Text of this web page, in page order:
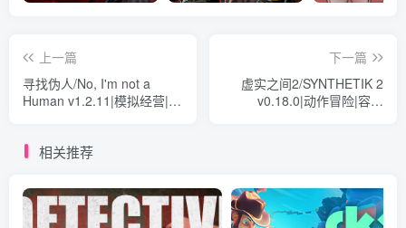
上一篇
寻找伪人/No, I'm not a
Human v1.2.11|模拟经营|容
下一篇
虚实之间2/SYNTHETIK 2
v0.18.0|动作冒险|容量
相关推荐